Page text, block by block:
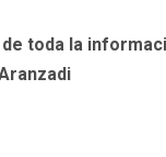
toda la